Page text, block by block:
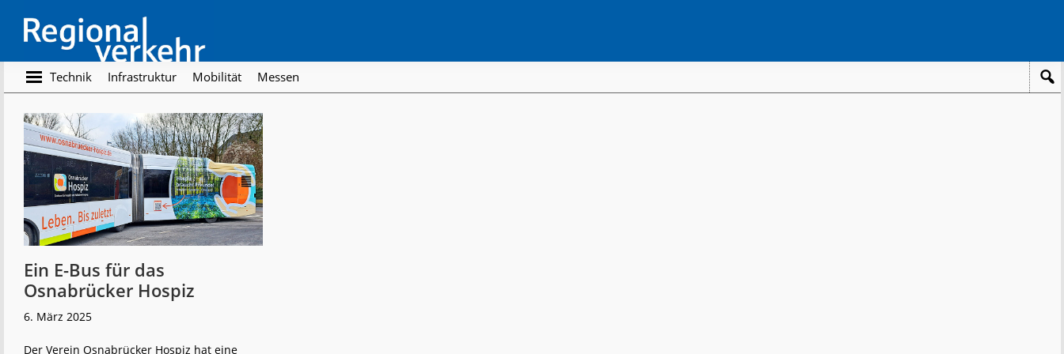
main
content
footer
Regionalverkehr
Die
Fachzeitschrift
den
Öffentlichen
Personennahverkehr
Technik Infrastruktur Mobilität Messen
Ein E-Bus für das
Osnabrücker Hospiz
6. März 2025
Der Verein Osnabrücker Hospiz hat eine